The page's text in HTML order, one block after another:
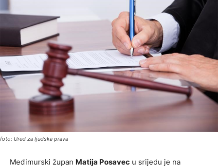
foto: Ured za ljudska prava
Međimurski župan Matija Posavec u srijedu je na